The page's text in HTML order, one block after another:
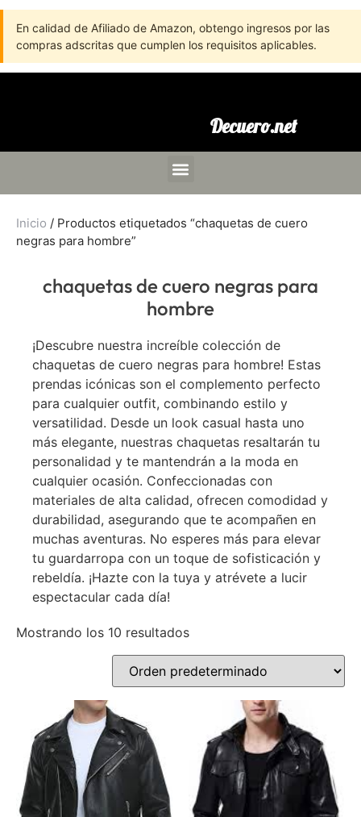
En calidad de Afiliado de Amazon, obtengo ingresos por las
compras adscritas que cumplen los requisitos aplicables.
Decuero.net
Inicio / Productos etiquetados “chaquetas de cuero
negras para hombre”
chaquetas de cuero negras para
hombre
¡Descubre nuestra increíble colección de
chaquetas de cuero negras para hombre! Estas
prendas icónicas son el complemento perfecto
para cualquier outfit, combinando estilo y
versatilidad. Desde un look casual hasta uno
más elegante, nuestras chaquetas resaltarán tu
personalidad y te mantendrán a la moda en
cualquier ocasión. Confeccionadas con
materiales de alta calidad, ofrecen comodidad y
durabilidad, asegurando que te acompañen en
muchas aventuras. No esperes más para elevar
tu guardarropa con un toque de sofisticación y
rebeldía. ¡Hazte con la tuya y atrévete a lucir
espectacular cada día!
Mostrando los 10 resultados